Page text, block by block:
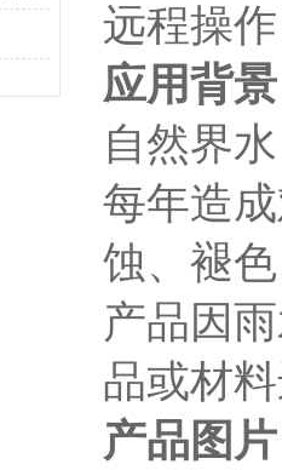
远程操
应用背景
自然界
每年造
蚀、褪
产品因
品或材
产品图片